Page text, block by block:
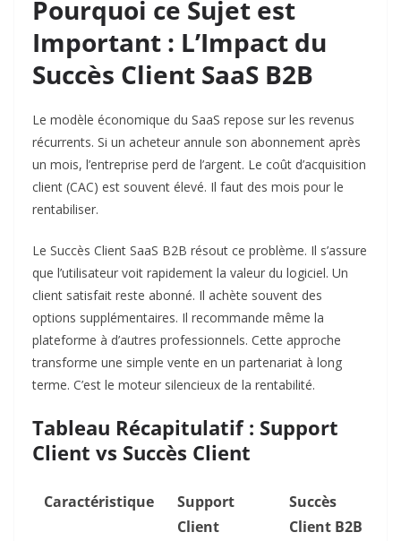
Pourquoi ce Sujet est
Important : L’Impact du
Succès Client SaaS B2B
Le modèle économique du SaaS repose sur les revenus
récurrents. Si un acheteur annule son abonnement après
un mois, l’entreprise perd de l’argent. Le coût d’acquisition
client (CAC) est souvent élevé. Il faut des mois pour le
rentabiliser.
Le Succès Client SaaS B2B résout ce problème. Il s’assure
que l’utilisateur voit rapidement la valeur du logiciel. Un
client satisfait reste abonné. Il achète souvent des
options supplémentaires. Il recommande même la
plateforme à d’autres professionnels. Cette approche
transforme une simple vente en un partenariat à long
terme. C’est le moteur silencieux de la rentabilité.
Tableau Récapitulatif : Support
Client vs Succès Client
Caractéristique
Support
Client
Succès
Client B2B